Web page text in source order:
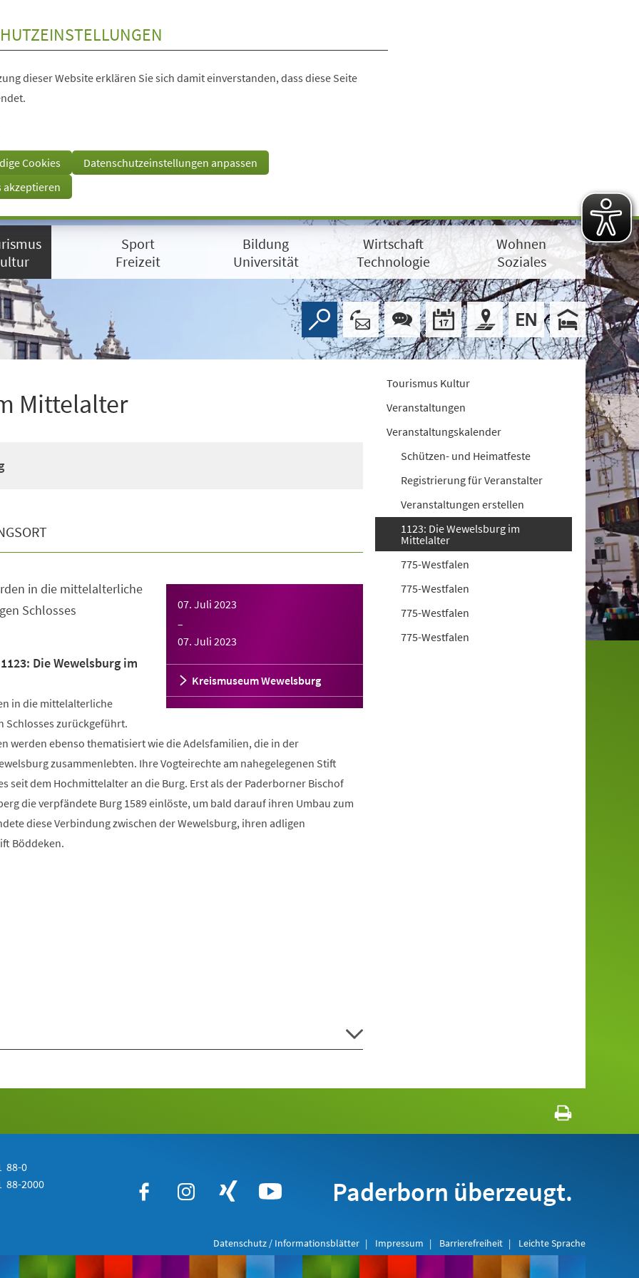
dieser Website erklären Sie sich damit einverstanden, dass diese Seite
Cookies
Datenschutzeinstellungen anpassen
akzeptieren
Sport
Freizeit
Bildung
Universität
Wirtschaft
Technologie
Wohnen
Soziales
Mittelalter
07. Juli 2023
–
07. Juli 2023
Kreismuseum Wewelsburg
in die mittelalterliche
Schlosses
Die Wewelsburg im
in die mittelalterliche
Schlosses zurückgeführt.
werden ebenso thematisiert wie die Adelsfamilien, die in der
zusammenlebten. Ihre Vogteirechte am nahegelegenen Stift
seit dem Hochmittelalter an die Burg. Erst als der Paderborner Bischof
die verpfändete Burg 1589 einlöste, um bald darauf ihren Umbau zum
diese Verbindung zwischen der Wewelsburg, ihren adligen
Böddeken.
Tourismus Kultur
Veranstaltungen
Veranstaltungskalender
Schützen- und Heimatfeste
Registrierung für Veranstalter
Veranstaltungen erstellen
1123: Die Wewelsburg im
Mittelalter
775-Westfalen
775-Westfalen
775-Westfalen
775-Westfalen
88-0
88-2000 Paderborn überzeugt.
Datenschutz / Informationsblätter Impressum Barrierefreiheit Leichte Sprache